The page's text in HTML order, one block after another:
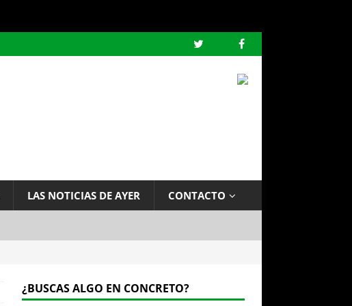
LAS NOTICIAS DE AYER CONTACTO
¿BUSCAS ALGO EN CONCRETO?